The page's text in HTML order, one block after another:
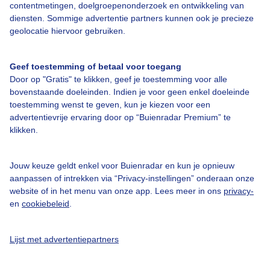
contentmetingen, doelgroepenonderzoek en ontwikkeling van
diensten. Sommige advertentie partners kunnen ook je precieze
geolocatie hiervoor gebruiken.
Geef toestemming of betaal voor toegang
Door op "Gratis" te klikken, geef je toestemming voor alle
bovenstaande doeleinden. Indien je voor geen enkel doeleinde
toestemming wenst te geven, kun je kiezen voor een
advertentievrije ervaring door op “Buienradar Premium” te
klikken.
Jouw keuze geldt enkel voor Buienradar en kun je opnieuw
aanpassen of intrekken via “Privacy-instellingen” onderaan onze
website of in het menu van onze app. Lees meer in ons privacy-
en cookiebeleid
Lijst met advertentiepartners
Bedrijfsgegevens
Contact
Toegankelijkheid
Gebruikersvoorwaarden
Adverteren
Privacy beleid
Cookie beleid